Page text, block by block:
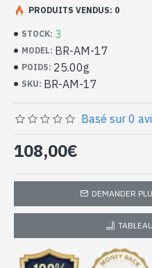
- Composé de 7 pierres de 3
réglable.
- Longueur totale du bracelet :
- Pierre Ovale : 9mm x 7mm
- Pierre rectangle : 8mm x 6mm
Bracelet indien
naturelles de
AM-17)
STOCK: 3
MODEL: BR-AM-17
POIDS: 25.00g
SKU: BR-AM-17
PRODUITS VENDUS: 0
Basé sur 0
108,00€
DEMANDER